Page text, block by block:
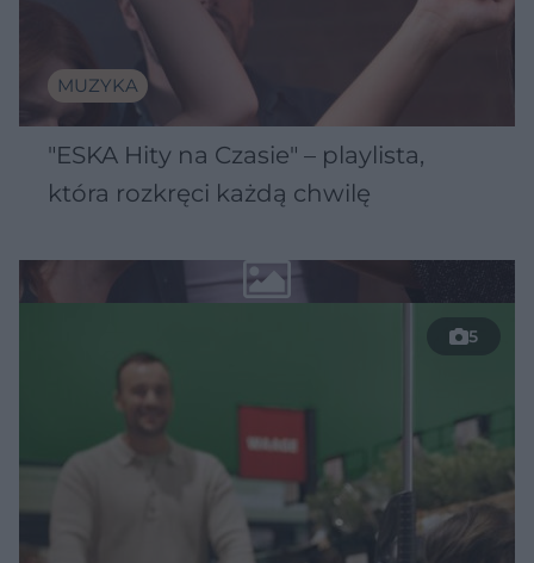
MUZYKA
"ESKA Hity na Czasie" – playlista,
która rozkręci każdą chwilę
5